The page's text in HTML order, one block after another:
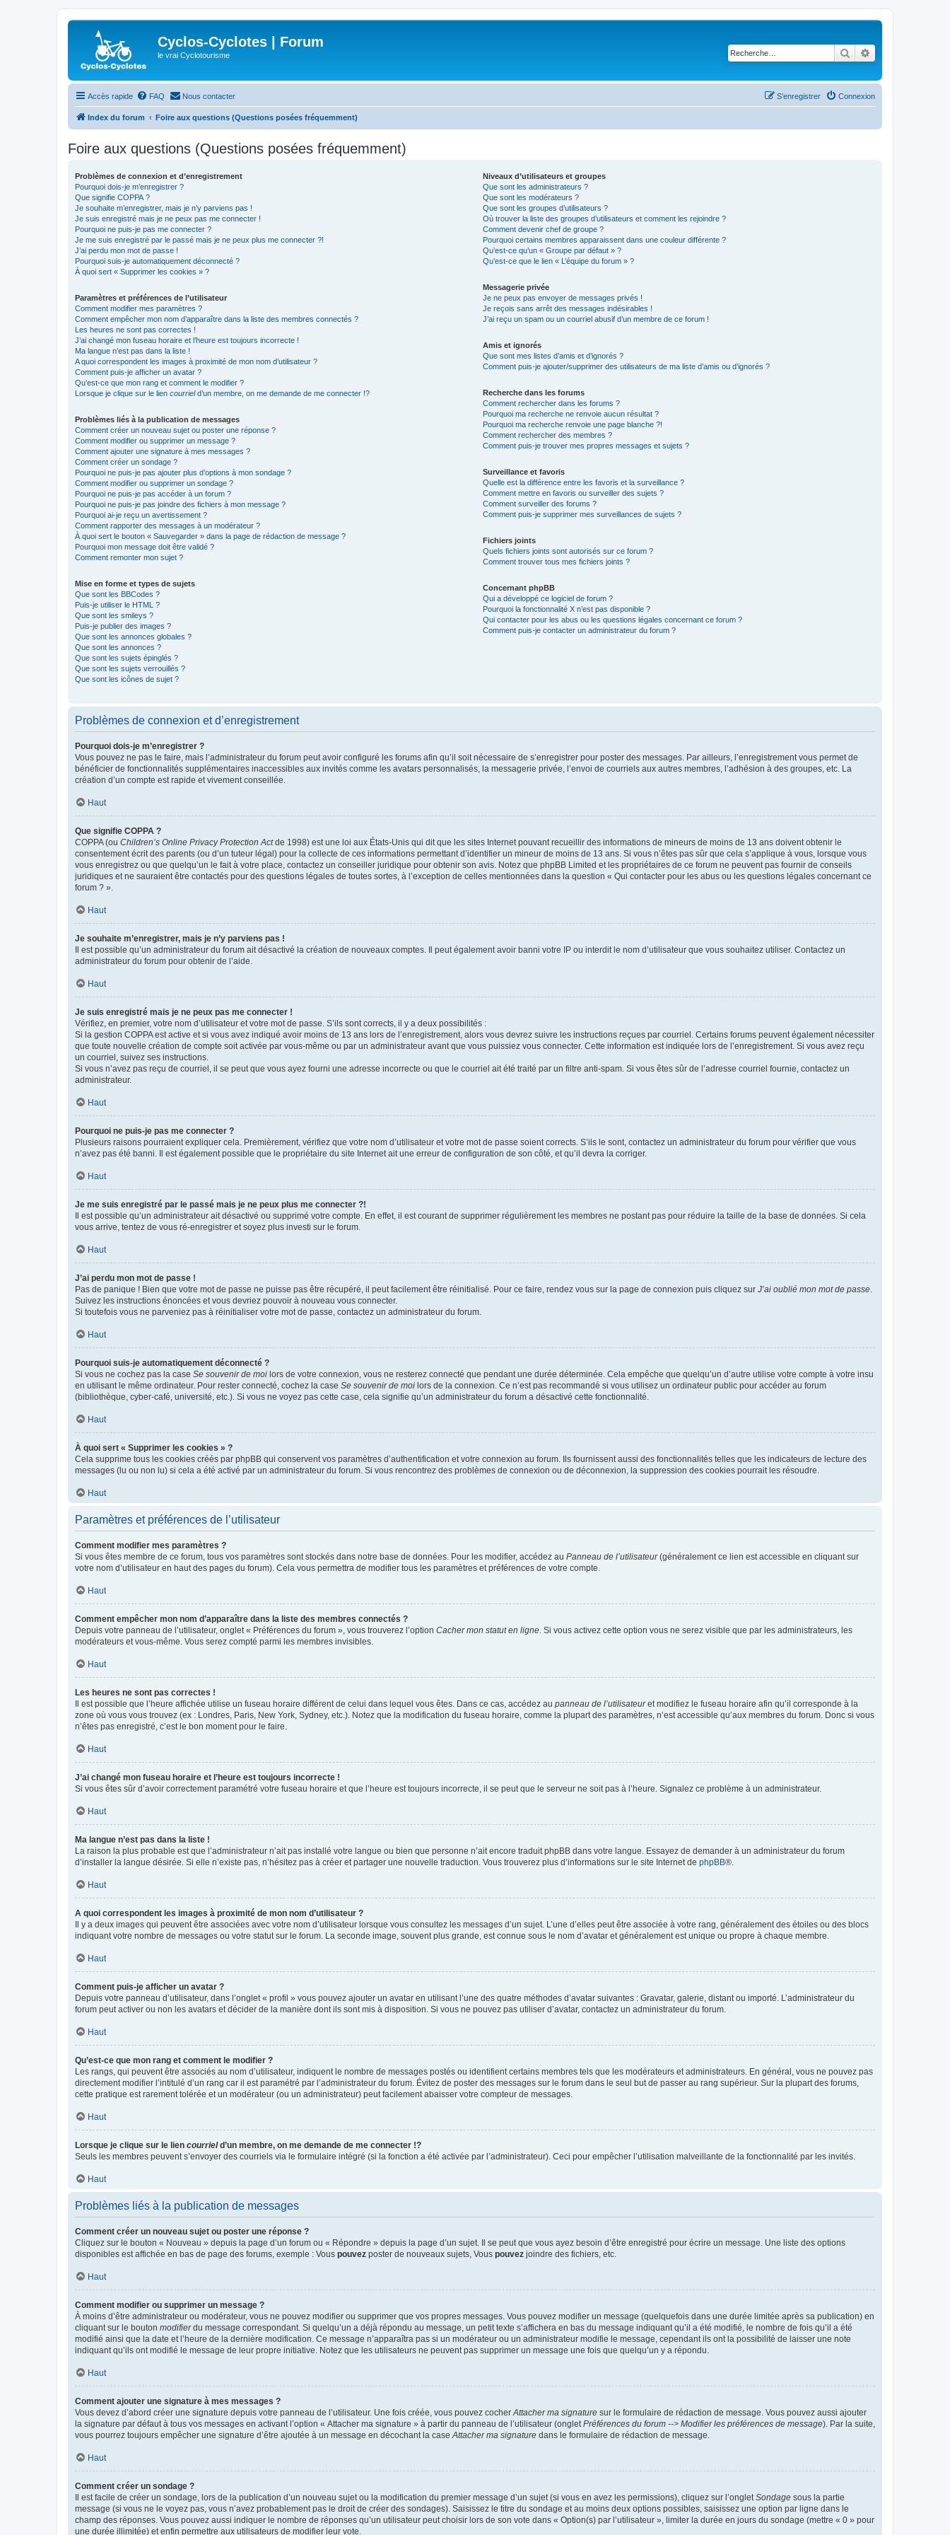
Cyclos-Cyclotes | Forum
le vrai Cyclotourisme Rechercher
Accès rapide FAQ Nous contacter Connexion
S’enregistrer
Index du forum Foire aux questions (Questions posées fréquemment)
Foire aux questions (Questions posées fréquemment)
Problèmes de connexion et d’enregistrement
Pourquoi dois-je m’enregistrer ?
Que signifie COPPA ?
Je souhaite m’enregistrer, mais je n’y parviens pas !
Je suis enregistré mais je ne peux pas me connecter !
Pourquoi ne puis-je pas me connecter ?
Je me suis enregistré par le passé mais je ne peux plus me connecter ?!
J’ai perdu mon mot de passe !
Pourquoi suis-je automatiquement déconnecté ?
À quoi sert « Supprimer les cookies » ?
Paramètres et préférences de l’utilisateur
Comment modifier mes paramètres ?
Comment empêcher mon nom d’apparaître dans la liste des membres connectés ?
Les heures ne sont pas correctes !
J’ai changé mon fuseau horaire et l’heure est toujours incorrecte !
Ma langue n’est pas dans la liste !
A quoi correspondent les images à proximité de mon nom d’utilisateur ?
Comment puis-je afficher un avatar ?
Qu’est-ce que mon rang et comment le modifier ?
Lorsque je clique sur le lien courrield’un membre, on me demande de me connecter !?
Problèmes liés à la publication de messages
Comment créer un nouveau sujet ou poster une réponse ?
Comment modifier ou supprimer un message ?
Comment ajouter une signature à mes messages ?
Comment créer un sondage ?
Pourquoi ne puis-je pas ajouter plus d’options à mon sondage ?
Comment modifier ou supprimer un sondage ?
Pourquoi ne puis-je pas accéder à un forum ?
Pourquoi ne puis-je pas joindre des fichiers à mon message ?
Pourquoi ai-je reçu un avertissement ?
Comment rapporter des messages à un modérateur ?
À quoi sert le bouton « Sauvegarder » dans la page de rédaction de message ?
Pourquoi mon message doit être validé ?
Comment remonter mon sujet ?
Mise en forme et types de sujets
Que sont les BBCodes ?
Puis-je utiliser le HTML ?
Que sont les smileys ?
Puis-je publier des images ?
Que sont les annonces globales ?
Que sont les annonces ?
Que sont les sujets épinglés ?
Que sont les sujets verrouillés ?
Que sont les icônes de sujet ?
Niveaux d’utilisateurs et groupes
Que sont les administrateurs ?
Que sont les modérateurs ?
Que sont les groupes d’utilisateurs ?
Où trouver la liste des groupes d’utilisateurs et comment les rejoindre ?
Comment devenir chef de groupe ?
Pourquoi certains membres apparaissent dans une couleur différente ?
Qu’est-ce qu’un « Groupe par défaut » ?
Qu’est-ce que le lien « L’équipe du forum » ?
Messagerie privée
Je ne peux pas envoyer de messages privés !
Je reçois sans arrêt des messages indésirables !
J’ai reçu un spam ou un courriel abusif d’un membre de ce forum !
Amis et ignorés
Que sont mes listes d’amis et d’ignorés ?
Comment puis-je ajouter/supprimer des utilisateurs de ma liste d’amis ou d’ignorés ?
Recherche dans les forums
Comment rechercher dans les forums ?
Pourquoi ma recherche ne renvoie aucun résultat ?
Pourquoi ma recherche renvoie une page blanche ?!
Comment rechercher des membres ?
Comment puis-je trouver mes propres messages et sujets ?
Surveillance et favoris
Quelle est la différence entre les favoris et la surveillance ?
Comment mettre en favoris ou surveiller des sujets ?
Comment surveiller des forums ?
Comment puis-je supprimer mes surveillances de sujets ?
Fichiers joints
Quels fichiers joints sont autorisés sur ce forum ?
Comment trouver tous mes fichiers joints ?
Concernant phpBB
Qui a développé ce logiciel de forum ?
Pourquoi la fonctionnalité X n’est pas disponible ?
Qui contacter pour les abus ou les questions légales concernant ce forum ?
Comment puis-je contacter un administrateur du forum ?
Problèmes de connexion et d’enregistrement
Pourquoi dois-je m’enregistrer ?
Vous pouvez ne pas le faire, mais l’administrateur du forum peut avoir configuré les forums afin qu’il soit nécessaire de s’enregistrer pour poster des messages. Par ailleurs, l’enregistrement vous permet de
bénéficier de fonctionnalités supplémentaires inaccessibles aux invités comme les avatars personnalisés, la messagerie privée, l’envoi de courriels aux autres membres, l’adhésion à des groupes, etc. La
création d’un compte est rapide et vivement conseillée.
Haut
Que signifie COPPA ?
COPPA (ou Children’s Online Privacy Protection Actde 1998) est une loi aux États-Unis qui dit que les sites Internet pouvant recueillir des informations de mineurs de moins de 13 ans doivent obtenir le
consentement écrit des parents (ou d’un tuteur légal) pour la collecte de ces informations permettant d’identifier un mineur de moins de 13 ans. Si vous n’êtes pas sûr que cela s’applique à vous, lorsque vous
vous enregistrez ou que quelqu’un le fait à votre place, contactez un conseiller juridique pour obtenir son avis. Notez que phpBB Limited et les propriétaires de ce forum ne peuvent pas fournir de conseils
juridiques et ne sauraient être contactés pour des questions légales de toutes sortes, à l’exception de celles mentionnées dans la question « Qui contacter pour les abus ou les questions légales concernant ce
forum ? ».
Haut
Je souhaite m’enregistrer, mais je n’y parviens pas !
Il est possible qu’un administrateur du forum ait désactivé la création de nouveaux comptes. Il peut également avoir banni votre IP ou interdit le nom d’utilisateur que vous souhaitez utiliser. Contactez un
administrateur du forum pour obtenir de l’aide.
Haut
Je suis enregistré mais je ne peux pas me connecter !
Vérifiez, en premier, votre nom d’utilisateur et votre mot de passe. S’ils sont corrects, il y a deux possibilités :
Si la gestion COPPA est active et si vous avez indiqué avoir moins de 13 ans lors de l’enregistrement, alors vous devrez suivre les instructions reçues par courriel. Certains forums peuvent également nécessiter
que toute nouvelle création de compte soit activée par vous-même ou par un administrateur avant que vous puissiez vous connecter. Cette information est indiquée lors de l’enregistrement. Si vous avez reçu
un courriel, suivez ses instructions.
Si vous n’avez pas reçu de courriel, il se peut que vous ayez fourni une adresse incorrecte ou que le courriel ait été traité par un filtre anti-spam. Si vous êtes sûr de l’adresse courriel fournie, contactez un
administrateur.
Haut
Pourquoi ne puis-je pas me connecter ?
Plusieurs raisons pourraient expliquer cela. Premièrement, vérifiez que votre nom d’utilisateur et votre mot de passe soient corrects. S’ils le sont, contactez un administrateur du forum pour vérifier que vous
n’avez pas été banni. Il est également possible que le propriétaire du site Internet ait une erreur de configuration de son côté, et qu’il devra la corriger.
Haut
Je me suis enregistré par le passé mais je ne peux plus me connecter ?!
Il est possible qu’un administrateur ait désactivé ou supprimé votre compte. En effet, il est courant de supprimer régulièrement les membres ne postant pas pour réduire la taille de la base de données. Si cela
vous arrive, tentez de vous ré-enregistrer et soyez plus investi sur le forum.
Haut
J’ai perdu mon mot de passe !
Pas de panique ! Bien que votre mot de passe ne puisse pas être récupéré, il peut facilement être réinitialisé. Pour ce faire, rendez vous sur la page de connexion puis cliquez sur J’ai oublié mon mot de passe.
Suivez les instructions énoncées et vous devriez pouvoir à nouveau vous connecter.
Si toutefois vous ne parveniez pas à réinitialiser votre mot de passe, contactez un administrateur du forum.
Haut
Pourquoi suis-je automatiquement déconnecté ?
Si vous ne cochez pas la case Se souvenir de moi lors de votre connexion, vous ne resterez connecté que pendant une durée déterminée. Cela empêche que quelqu’un d’autre utilise votre compte à votre insu
en utilisant le même ordinateur. Pour rester connecté, cochez la case Se souvenir de moi lors de la connexion. Ce n’est pas recommandé si vous utilisez un ordinateur public pour accéder au forum
(bibliothèque, cyber-café, université, etc.). Si vous ne voyez pas cette case, cela signifie qu’un administrateur du forum a désactivé cette fonctionnalité.
Haut
À quoi sert « Supprimer les cookies » ?
Cela supprime tous les cookies créés par phpBB qui conservent vos paramètres d’authentification et votre connexion au forum. Ils fournissent aussi des fonctionnalités telles que les indicateurs de lecture des
messages (lu ou non lu) si cela a été activé par un administrateur du forum. Si vous rencontrez des problèmes de connexion ou de déconnexion, la suppression des cookies pourrait les résoudre.
Haut
Paramètres et préférences de l’utilisateur
Comment modifier mes paramètres ?
Si vous êtes membre de ce forum, tous vos paramètres sont stockés dans notre base de données. Pour les modifier, accédez au Panneau de l’utilisateur(généralement ce lien est accessible en cliquant sur
votre nom d’utilisateur en haut des pages du forum). Cela vous permettra de modifier tous les paramètres et préférences de votre compte.
Haut
Comment empêcher mon nom d’apparaître dans la liste des membres connectés ?
Depuis votre panneau de l’utilisateur, onglet « Préférences du forum », vous trouverez l’option Cacher mon statut en ligne. Si vous activez cette option vous ne serez visible que par les administrateurs, les
modérateurs et vous-même. Vous serez compté parmi les membres invisibles.
Haut
Les heures ne sont pas correctes !
Il est possible que l’heure affichée utilise un fuseau horaire différent de celui dans lequel vous êtes. Dans ce cas, accédez au panneau de l’utilisateuret modifiez le fuseau horaire afin qu’il corresponde à la
zone où vous vous trouvez (ex : Londres, Paris, New York, Sydney, etc.). Notez que la modification du fuseau horaire, comme la plupart des paramètres, n’est accessible qu’aux membres du forum. Donc si vous
n’êtes pas enregistré, c’est le bon moment pour le faire.
Haut
J’ai changé mon fuseau horaire et l’heure est toujours incorrecte !
Si vous êtes sûr d’avoir correctement paramétré votre fuseau horaire et que l’heure est toujours incorrecte, il se peut que le serveur ne soit pas à l’heure. Signalez ce problème à un administrateur.
Haut
Ma langue n’est pas dans la liste !
La raison la plus probable est que l’administrateur n’ait pas installé votre langue ou bien que personne n’ait encore traduit phpBB dans votre langue. Essayez de demander à un administrateur du forum
d’installer la langue désirée. Si elle n’existe pas, n’hésitez pas à créer et partager une nouvelle traduction. Vous trouverez plus d’informations sur le site Internet de phpBB®.
Haut
A quoi correspondent les images à proximité de mon nom d’utilisateur ?
Il y a deux images qui peuvent être associées avec votre nom d’utilisateur lorsque vous consultez les messages d’un sujet. L’une d’elles peut être associée à votre rang, généralement des étoiles ou des blocs
indiquant votre nombre de messages ou votre statut sur le forum. La seconde image, souvent plus grande, est connue sous le nom d’avatar et généralement est unique ou propre à chaque membre.
Haut
Comment puis-je afficher un avatar ?
Depuis votre panneau d’utilisateur, dans l’onglet « profil » vous pouvez ajouter un avatar en utilisant l’une des quatre méthodes d’avatar suivantes : Gravatar, galerie, distant ou importé. L’administrateur du
forum peut activer ou non les avatars et décider de la manière dont ils sont mis à disposition. Si vous ne pouvez pas utiliser d’avatar, contactez un administrateur du forum.
Haut
Qu’est-ce que mon rang et comment le modifier ?
Les rangs, qui peuvent être associés au nom d’utilisateur, indiquent le nombre de messages postés ou identifient certains membres tels que les modérateurs et administrateurs. En général, vous ne pouvez pas
directement modifier l’intitulé d’un rang car il est paramétré par l’administrateur du forum. Évitez de poster des messages sur le forum dans le seul but de passer au rang supérieur. Sur la plupart des forums,
cette pratique est rarement tolérée et un modérateur (ou un administrateur) peut facilement abaisser votre compteur de messages.
Haut
Lorsque je clique sur le lien courrield’un membre, on me demande de me connecter !?
Seuls les membres peuvent s’envoyer des courriels via le formulaire intégré (si la fonction a été activée par l’administrateur). Ceci pour empêcher l’utilisation malveillante de la fonctionnalité par les invités.
Haut
Problèmes liés à la publication de messages
Comment créer un nouveau sujet ou poster une réponse ?
Cliquez sur le bouton « Nouveau » depuis la page d’un forum ou « Répondre » depuis la page d’un sujet. Il se peut que vous ayez besoin d’être enregistré pour écrire un message. Une liste des options
disponibles est affichée en bas de page des forums, exemple : Vous pouvez poster de nouveaux sujets, Vous pouvez joindre des fichiers, etc.
Haut
Comment modifier ou supprimer un message ?
À moins d’être administrateur ou modérateur, vous ne pouvez modifier ou supprimer que vos propres messages. Vous pouvez modifier un message (quelquefois dans une durée limitée après sa publication) en
cliquant sur le bouton modifierdu message correspondant. Si quelqu’un a déjà répondu au message, un petit texte s’affichera en bas du message indiquant qu’il a été modifié, le nombre de fois qu’il a été
modifié ainsi que la date et l’heure de la dernière modification. Ce message n’apparaîtra pas si un modérateur ou un administrateur modifie le message, cependant ils ont la possibilité de laisser une note
indiquant qu’ils ont modifié le message de leur propre initiative. Notez que les utilisateurs ne peuvent pas supprimer un message une fois que quelqu’un y a répondu.
Haut
Comment ajouter une signature à mes messages ?
Vous devez d’abord créer une signature depuis votre panneau de l’utilisateur. Une fois créée, vous pouvez cocherAttacher ma signature sur le formulaire de rédaction de message. Vous pouvez aussi ajouter
la signature par défaut à tous vos messages en activant l’option « Attacher ma signature » à partir du panneau de l’utilisateur (ongletPréférences du forum --> Modifier les préférences de message). Par la suite,
vous pourrez toujours empêcher une signature d’être ajoutée à un message en décochant la caseAttacher ma signature dans le formulaire de rédaction de message.
Haut
Comment créer un sondage ?
Il est facile de créer un sondage, lors de la publication d’un nouveau sujet ou la modification du premier message d’un sujet (si vous en avez les permissions), cliquez sur l’ongletSondage sous la partie
message (si vous ne le voyez pas, vous n’avez probablement pas le droit de créer des sondages). Saisissez le titre du sondage et au moins deux options possibles, saisissez une option par ligne dans le
champ des réponses. Vous pouvez aussi indiquer le nombre de réponses qu’un utilisateur peut choisir lors de son vote dans « Option(s) par l’utilisateur », limiter la durée en jours du sondage (mettre « 0 » pour
une durée illimitée) et enfin permettre aux utilisateurs de modifier leur vote.